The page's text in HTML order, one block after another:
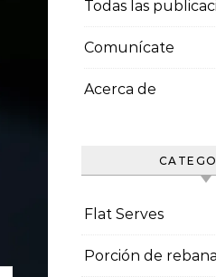
Todas las
Comunícate
Acerca de
Flat Serves
Porción de